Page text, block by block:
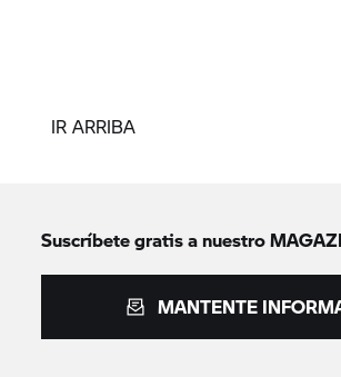
IR ARRIBA
Suscríbete gratis a nuestro
MANTENTE